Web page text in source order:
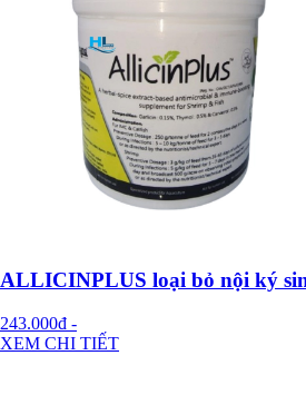
ALLICINPLUS loại bỏ nội ký
243.000đ -
XEM CHI TIẾT